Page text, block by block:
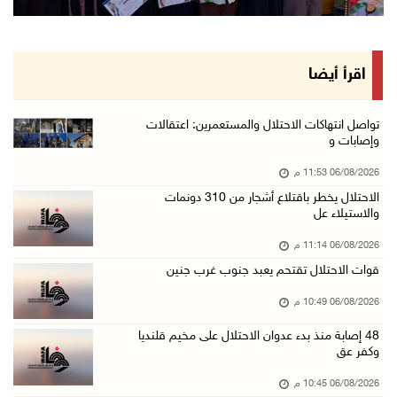
ورشة توصي بخطة عاجلة لاستعادة التعليم الوجاهي ...
الرئيس يستقبل مجلس بلدية رام الله ويشدد على د ...
جماهير شعبنا تشيع جثمان الشهيد علاء صبيح في ت ...
الاحتلال يوسع حملات الدهم والاعتقال في قلنديا ...
06/آب/2026 08:06 م
الرئيس المصري وملك البحرين يشددان على ضرورة ت ...
رابطة العالم الإسلامي تدين تواصل انتهاكات الا ...
اقرأ أيضا
تواصل انتهاكات الاحتلال والمستعمرين: اعتقالات
وإصابات و
06/08/2026 11:53 م
الاحتلال يخطر باقتلاع أشجار من 310 دونمات
والاستيلاء عل
06/08/2026 11:14 م
قوات الاحتلال تقتحم يعبد جنوب غرب جنين
06/08/2026 10:49 م
48 إصابة منذ بدء عدوان الاحتلال على مخيم قلنديا
وكفر عق
06/08/2026 10:45 م